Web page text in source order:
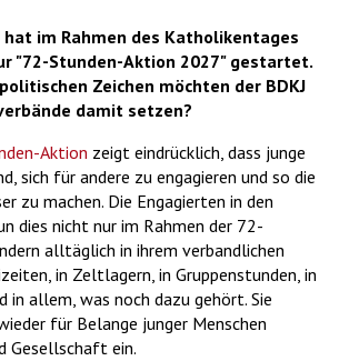
hat im Rahmen des Katholikentages
"72-Stunden-Aktion 2027" gestartet.
Zeichen möchten der BDKJ
damit setzen?
Aktion zeigt eindrücklich, dass junge
sich für andere zu engagieren und so die
zu machen. Die Engagierten in den
dies nicht nur im Rahmen der 72-
alltäglich in ihrem verbandlichen
in Zeltlagern, in Gruppenstunden, in
in allem, was noch dazu gehört. Sie
für Belange junger Menschen
Gesellschaft ein.